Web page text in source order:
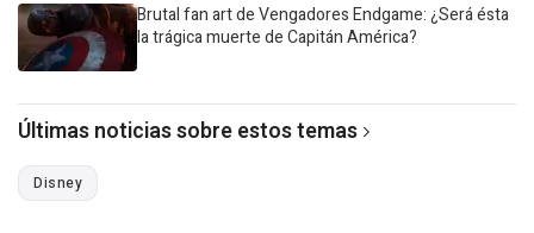
Brutal fan art de Vengadores Endgame: ¿Será ésta
la trágica muerte de Capitán América?
Últimas noticias sobre estos temas
Disney